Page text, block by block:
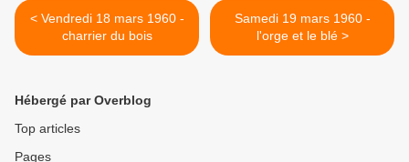
< Vendredi 18 mars 1960 -
charrier du bois
Samedi 19 mars 1960 -
l'orge et le blé >
Hébergé par Overblog
Top articles
Pages